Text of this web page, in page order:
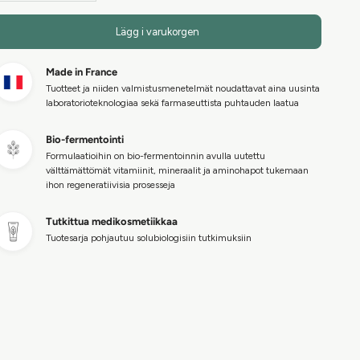
Lägg i varukorgen
Made in France
Tuotteet ja niiden valmistusmenetelmät noudattavat aina uusinta
laboratorioteknologiaa sekä farmaseuttista puhtauden laatua
Bio-fermentointi
Formulaatioihin on bio-fermentoinnin avulla uutettu
välttämättömät vitamiinit, mineraalit ja aminohapot tukemaan
ihon regeneratiivisia prosesseja
Tutkittua medikosmetiikkaa
Tuotesarja pohjautuu solubiologisiin tutkimuksiin